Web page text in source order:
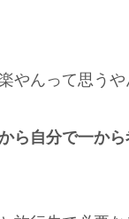
やんって思うや
ら自分で一か